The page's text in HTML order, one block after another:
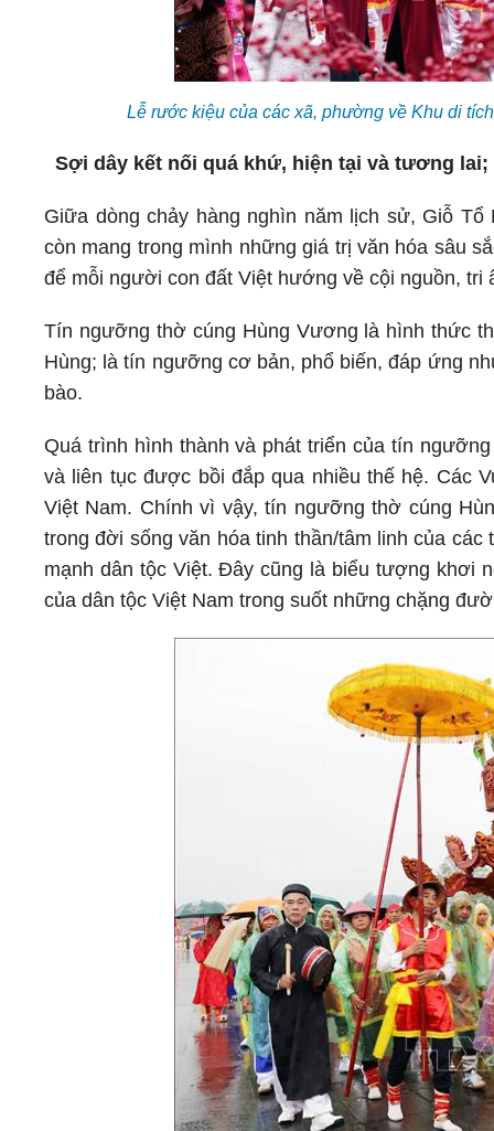
Lễ rước kiệu của các xã, phường về Khu di
Sợi dây kết nối quá khứ, hiện tại và tương
Giữa dòng chảy hàng nghìn năm lịch sử, Giỗ
còn mang trong mình những giá trị văn hóa sâu
để mỗi người con đất Việt hướng về cội nguồn,
Tín ngưỡng thờ cúng Hùng Vương là hình thức
Hùng; là tín ngưỡng cơ bản, phổ biến, đáp ứng
bào.
Quá trình hình thành và phát triển của tín
và liên tục được bồi đắp qua nhiều thế hệ. Các
Việt Nam. Chính vì vậy, tín ngưỡng thờ cúng
trong đời sống văn hóa tinh thần/tâm linh của
mạnh dân tộc Việt. Đây cũng là biểu tượng khơi
của dân tộc Việt Nam trong suốt những chặng